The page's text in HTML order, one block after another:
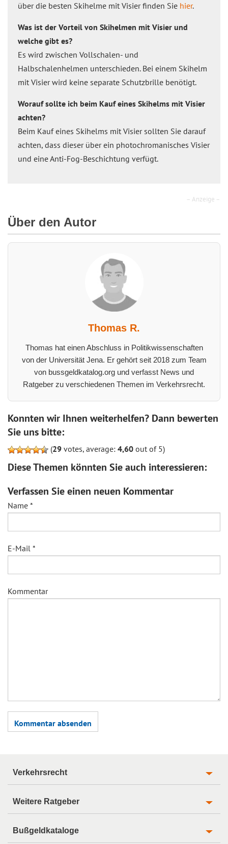
über die besten Skihelme mit Visier finden Sie hier.
Was ist der Vorteil von Skihelmen mit Visier und
welche gibt es?
Es wird zwischen Vollschalen- und
Halbschalenhelmen unterschieden. Bei einem Skihelm
mit Visier wird keine separate Schutzbrille benötigt.
Worauf sollte ich beim Kauf eines Skihelms mit Visier
achten?
Beim Kauf eines Skihelms mit Visier sollten Sie darauf
achten, dass dieser über ein photochromanisches Visier
und eine Anti-Fog-Beschichtung verfügt.
– Anzeige –
Über den Autor
Thomas R.
Thomas hat einen Abschluss in Politikwissenschaften
von der Universität Jena. Er gehört seit 2018 zum Team
von bussgeldkatalog.org und verfasst News und
Ratgeber zu verschiedenen Themen im Verkehrsrecht.
Konnten wir Ihnen weiterhelfen? Dann bewerten
Sie uns bitte:
(29 votes, average: 4,60 out of 5)
Diese Themen könnten Sie auch interessieren:
Verfassen Sie einen neuen Kommentar
Name *
E-Mail *
Kommentar
Verkehrsrecht
Weitere Ratgeber
Bußgeldkataloge